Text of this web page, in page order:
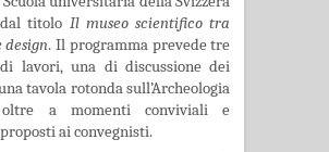
titolo Il museo scientifico tra
design. Il programma prevede tre
lavori, una di discussione dei
tavola rotonda sull’Archeologia
oltre a momenti conviviali e
ai convegnisti.